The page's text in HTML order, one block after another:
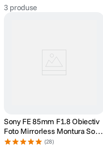
3 produse
Sony FE 85mm F1.8 Obiectiv
Foto Mirrorless Montura Sony
E
(28)